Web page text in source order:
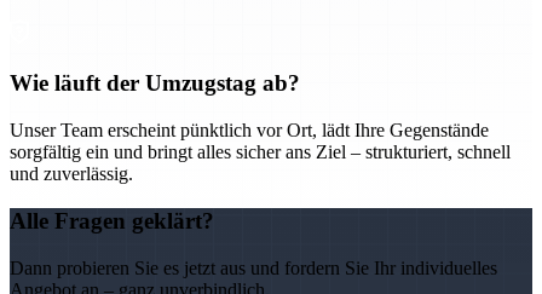
Wie läuft der Umzugstag ab?
Unser Team erscheint pünktlich vor Ort, lädt Ihre Gegenstände
sorgfältig ein und bringt alles sicher ans Ziel – strukturiert, schnell
und zuverlässig.
Alle Fragen geklärt?
Dann probieren Sie es jetzt aus und fordern Sie Ihr individuelles
Angebot an – ganz unverbindlich.